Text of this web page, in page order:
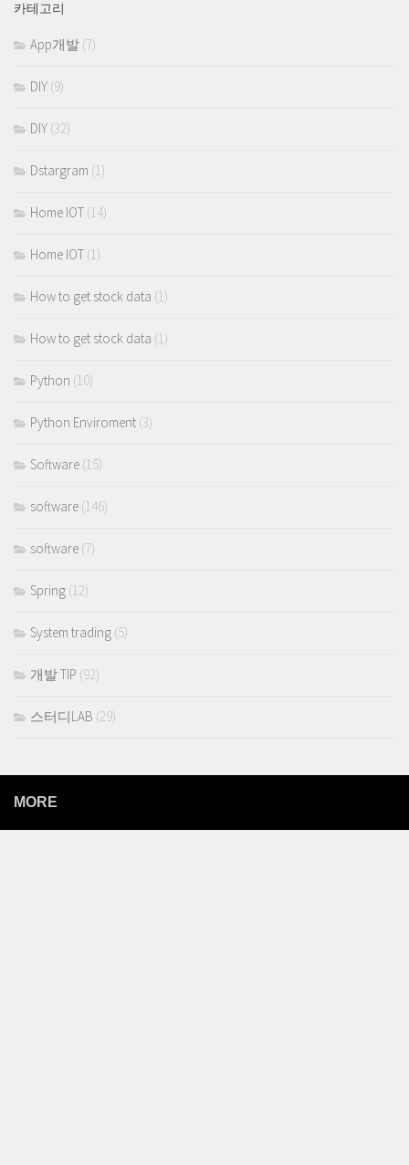
카테고리
App개발 (7)
DIY (9)
DIY (32)
Dstargram (1)
Home IOT (14)
Home IOT (1)
How to get stock data (1)
How to get stock data (1)
Python (10)
Python Enviroment (3)
Software (15)
software (146)
software (7)
Spring (12)
System trading (5)
개발 TIP (92)
스터디LAB (29)
MORE